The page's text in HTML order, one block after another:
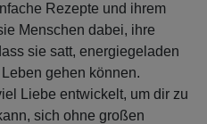
Rezepte und ihrem
Menschen dabei, ihre
sie satt, energiegeladen
gehen können.
Liebe entwickelt, um dir zu
sich ohne großen